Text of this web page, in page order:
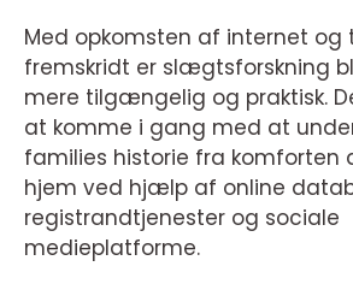
Med opkomsten af internet og
fremskridt er slægtsforskning
mere tilgængelig og praktisk.
at komme i gang med at
families historie fra komforten
hjem ved hjælp af online
registrandtjenester og sociale
medieplatforme.